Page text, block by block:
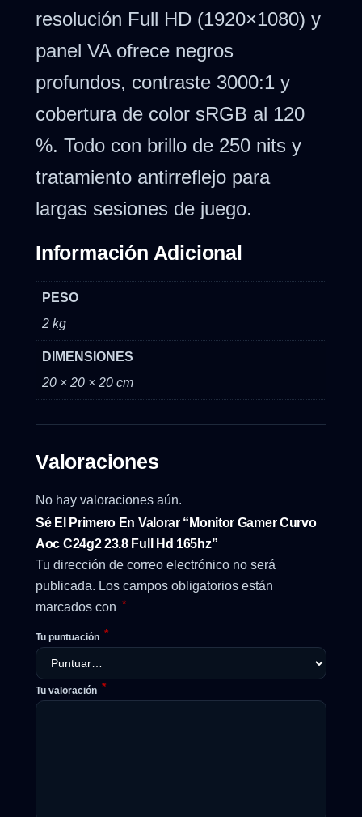
resolución Full HD (1920×1080) y
panel VA ofrece negros
profundos, contraste 3000:1 y
cobertura de color sRGB al 120
%. Todo con brillo de 250 nits y
tratamiento antirreflejo para
largas sesiones de juego.
Información Adicional
PESO
2 kg
DIMENSIONES
20 × 20 × 20 cm
Valoraciones
No hay valoraciones aún.
Sé El Primero En Valorar “Monitor Gamer Curvo
Aoc C24g2 23.8 Full Hd 165hz”
Tu dirección de correo electrónico no será
publicada. Los campos obligatorios están
marcados con *
Tu puntuación *
Tu valoración *